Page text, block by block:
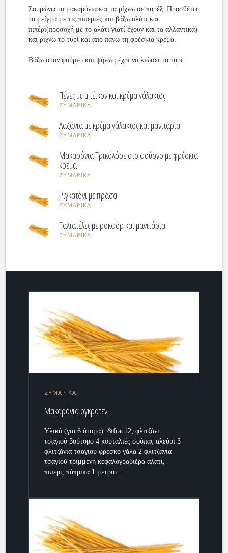
Σουρώνω τα μακαρόνια και τα ρίχνω σε πυρέξ. Προσθέτω
το μείγμα με τις πιπεριές και βάζω αλάτι και
πιπέρι(προσοχή με το αλάτι γιατί έχουν και τα αλλαντικά)
και ρίχνω το τυρί και από πάνω τη φρέσκια κρέμα.
Βάζω στον φούρνο και ψήνω μέχρι να λιώσει το τυρί.
Πένες με μπέικον και κρέμα γάλακτος
ΖΥΜΑΡΙΚΑ
Λαζάνια με κρέμα γάλακτος και μανιτάρια
ΖΥΜΑΡΙΚΑ
Μακαρόνια Τρικολόρε στο φούρνο με φρέσκια
κρέμα
ΖΥΜΑΡΙΚΑ
Ριγκατόνι με πράσα
ΖΥΜΑΡΙΚΑ
Ταλιατέλες με ροκφόρ και μανιτάρια
ΖΥΜΑΡΙΚΑ
ΖΥΜΑΡΙΚΑ
Μακαρόνια ογκρατέν
Υλικά (για 6 άτομα): &frac12; φλιτζάνι
τσαγιού βούτυρο 4 κουταλιές σούπας αλεύρι 3
φλιτζάνια τσαγιού φρέσκο γάλα 2 φλιτζάνια
τσαγιού τριμμένη κεφαλογραβιέρα αλάτι,
πιπέρι, πάπρικα 1 μέτριο...